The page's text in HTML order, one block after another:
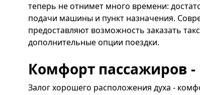
теперь не отнимет много времени:
подачи машины и пункт назначения.
предоставляют возможность заказать
дополнительные опции поездки.
Комфорт пассажиров
Залог хорошего расположения духа -